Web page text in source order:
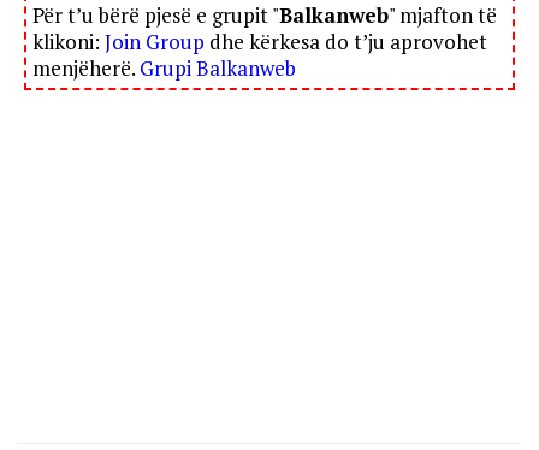
Për t’u bërë pjesë e grupit "Balkanweb" mjafton të
klikoni: Join Group dhe kërkesa do t’ju aprovohet
menjëherë. Grupi Balkanweb